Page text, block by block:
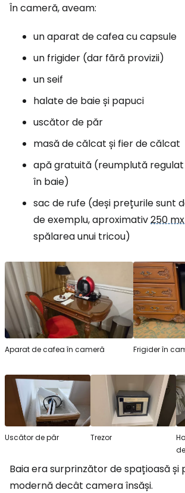
În cameră, aveam:
un aparat de cafea cu capsule
un frigider (dar fără provizii)
un seif
halate de baie și papuci
uscător de păr
masă de călcat și fier de călcat
apă gratuită (reumplută
în baie)
sac de rufe (deși prețurile sunt
de exemplu, aproximativ250
spălarea unui tricou)
Aparat de cafea în cameră Frigider în
Uscător de păr Trezor
Baia era surprinzător de spațioasă și
modernă decât camera însăși.